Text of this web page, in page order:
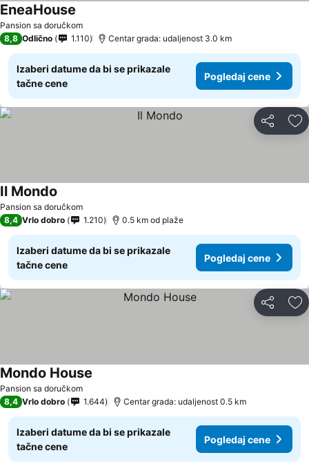
Pansion sa doručkom
EneaHouse
8,8 Odlično 1.110 Centar grada: udaljenost 3.0 km
Izaberi datume da bi se prikazale
tačne cene
Pogledaj cene
Deli
Pansion sa doručkom
Il Mondo
8,4 Vrlo dobro 1.210 0.5 km od plaže
Izaberi datume da bi se prikazale
tačne cene
Pogledaj cene
Deli
Pansion sa doručkom
Mondo House
8,4 Vrlo dobro 1.644 Centar grada: udaljenost 0.5 km
Izaberi datume da bi se prikazale
tačne cene
Pogledaj cene